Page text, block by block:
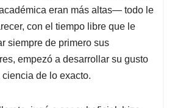
eran más altas— todo le
con el tiempo libre que le
siempre de primero sus
empezó a desarrollar su gusto
de lo exacto.